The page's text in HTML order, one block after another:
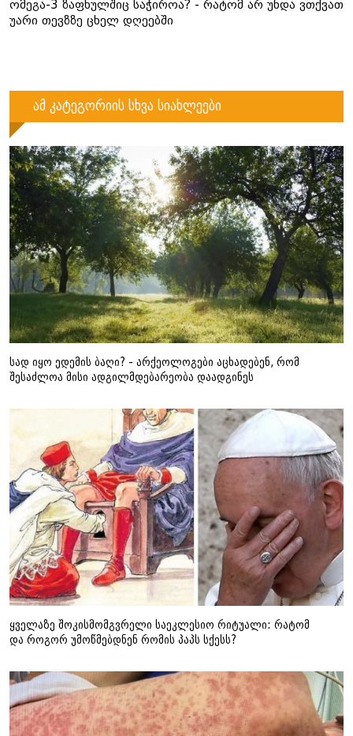
ომეგა-3 ზაფხულშიც საჭიროა? - რატომ არ უნდა ვთქვათ
უარი თევზზე ცხელ დღეებში
ამ კატეგორიის სხვა სიახლეები
სად იყო ედემის ბაღი? - არქეოლოგები აცხადებენ, რომ
შესაძლოა მისი ადგილმდებარეობა დაადგინეს
ყველაზე შოკისმომგვრელი საეკლესიო რიტუალი: რატომ
და როგორ უმოწმებდნენ რომის პაპს სქესს?